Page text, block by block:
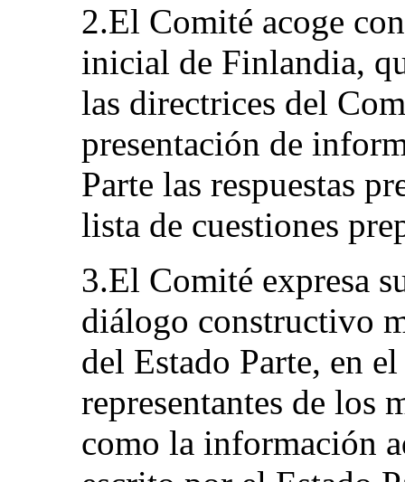
2.El Comité acoge
inicial de Finlandia,
las directrices del
presentación de
Parte las respuestas
lista de cuestiones
3.El Comité expresa
diálogo constructivo
del Estado Parte, en
representantes de los
como la información